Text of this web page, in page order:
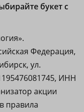
букет с
Федерация,
ул.
ИНН
акции
правила